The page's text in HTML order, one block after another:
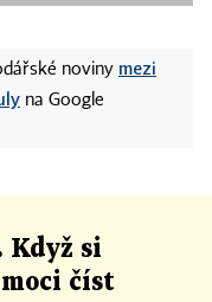
noviny mezi
na Google
Když si
číst